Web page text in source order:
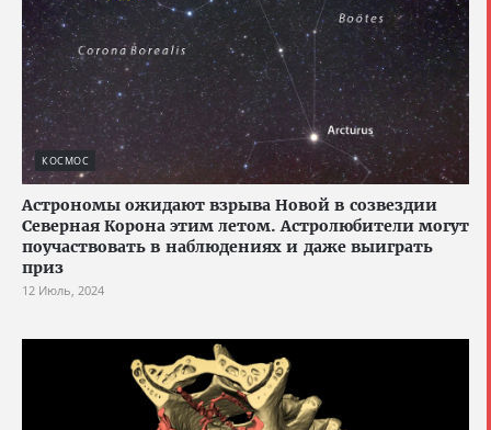
КОСМОС
Астрономы ожидают взрыва Новой в созвездии
Северная Корона этим летом. Астролюбители могут
поучаствовать в наблюдениях и даже выиграть
приз
12 Июль, 2024